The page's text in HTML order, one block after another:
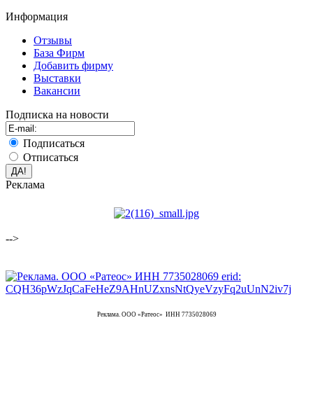
Информация
Отзывы
База Фирм
Добавить фирму
Выставки
Вакансии
Подписка на новости
Подписаться
Отписаться
Реклама
-->
Реклама. ООО «Ратеос» ИНН 7735028069